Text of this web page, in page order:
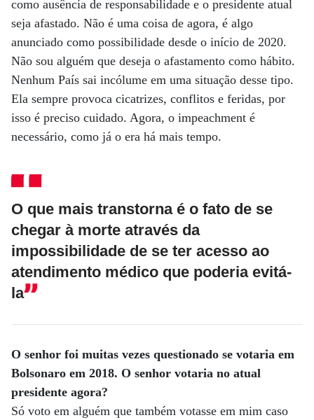
como ausência de responsabilidade e o presidente atual
seja afastado. Não é uma coisa de agora, é algo
anunciado como possibilidade desde o início de 2020.
Não sou alguém que deseja o afastamento como hábito.
Nenhum País sai incólume em uma situação desse tipo.
Ela sempre provoca cicatrizes, conflitos e feridas, por
isso é preciso cuidado. Agora, o impeachment é
necessário, como já o era há mais tempo.
O que mais transtorna é o fato de se
chegar à morte através da
impossibilidade de se ter acesso ao
atendimento médico que poderia evitá-
la
O senhor foi muitas vezes questionado se votaria em
Bolsonaro em 2018. O senhor votaria no atual
presidente agora?
Só voto em alguém que também votasse em mim caso